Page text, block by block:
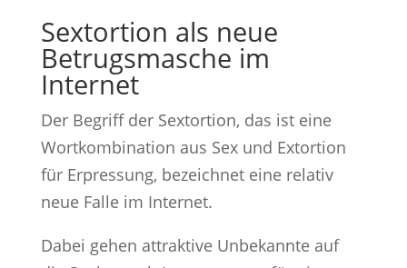
Sextortion als neue
Betrugsmasche im
Internet
Der Begriff der Sextortion, das ist eine
Wortkombination aus Sex und Extortion
für Erpressung, bezeichnet eine relativ
neue Falle im Internet.
Dabei gehen attraktive Unbekannte auf